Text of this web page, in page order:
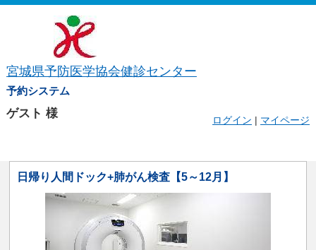
宮城県予防医学協会健診センター
予約システム
ゲスト 様 ログイン | マイページ
日帰り人間ドック+肺がん検査【5～12月】